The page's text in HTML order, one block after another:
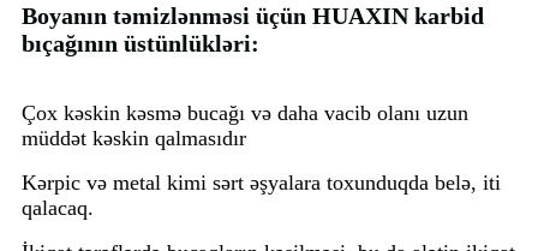
Boyanın təmizlənməsi üçün HUAXIN karbid
bıçağının üstünlükləri:
Çox kəskin kəsmə bucağı və daha vacib olanı uzun
müddət kəskin qalmasıdır
Kərpic və metal kimi sərt əşyalara toxunduqda belə, iti
qalacaq.